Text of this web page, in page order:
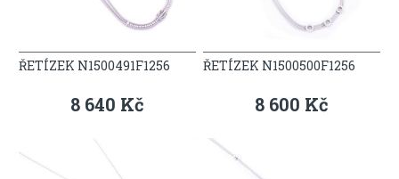
ŘETÍZEK N1500491F1256
8 640 Kč
ŘETÍZEK N1500500F1256
8 600 Kč